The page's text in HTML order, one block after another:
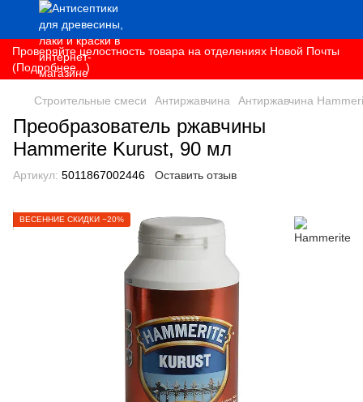
Проверяйте целостность товара на отделениях Новой Почты
(Подробнее...)
Строительные смеси Антиржавчина Антиржавчина
Преобразователь ржавчины
Hammerite Kurust, 90 мл
Артикул: 5011867002446 Оставить отзыв
ВЕСЕННИЕ СКИДКИ −20%